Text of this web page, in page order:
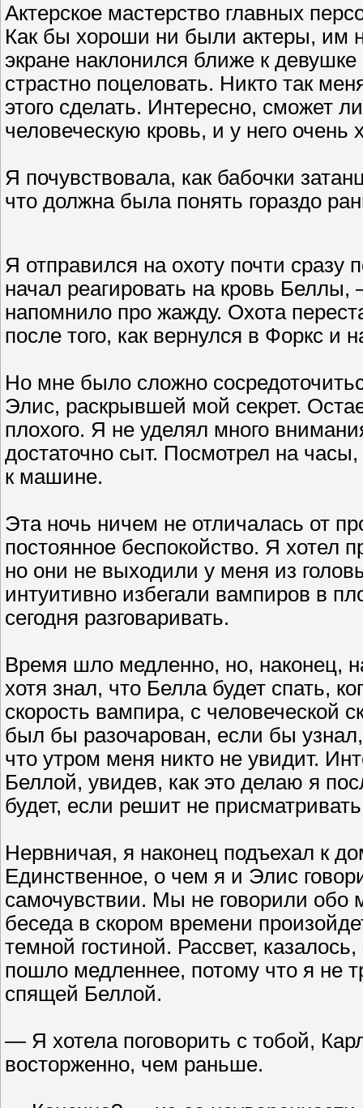
Актерское мастерство главных
Как бы хороши ни были актеры, им
экране наклонился ближе к
страстно поцеловать. Никто так
этого сделать. Интересно, сможет
человеческую кровь, и у него
Я почувствовала, как бабочки
что должна была понять гораздо
Я отправился на охоту почти сразу
начал реагировать на кровь
напомнило про жажду. Охота
после того, как вернулся в Форкс и
Но мне было сложно
Элис, раскрывшей мой секрет.
плохого. Я не уделял много
достаточно сыт. Посмотрел на
к машине.
Эта ночь ничем не отличалась от
постоянное беспокойство. Я хотел
но они не выходили у меня из
интуитивно избегали вампиров в
сегодня разговаривать.
Время шло медленно, но, наконец,
хотя знал, что Белла будет спать,
скорость вампира, с
был бы разочарован, если бы
что утром меня никто не увидит.
Беллой, увидев, как это делаю я
будет, если решит не
Нервничая, я наконец подъехал к
Единственное, о чем я и Элис
самочувствии. Мы не говорили обо
беседа в скором времени
темной гостиной. Рассвет,
пошло медленнее, потому что я не
спящей Беллой.
— Я хотела поговорить с тобой,
восторженно, чем раньше.